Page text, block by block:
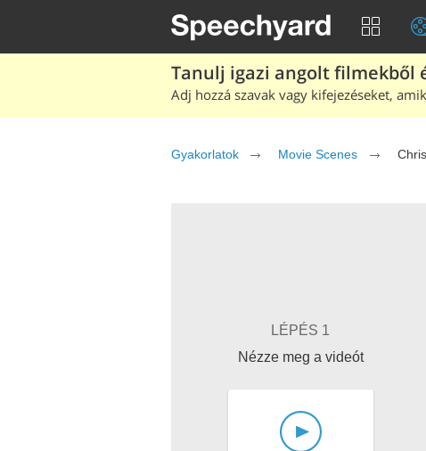
Tanulj igazi angolt filmekből
Adj hozzá szavak vagy kifejezéseket,
Gyakorlatok Movie Scenes
LÉPÉS 1
Nézze meg a videót